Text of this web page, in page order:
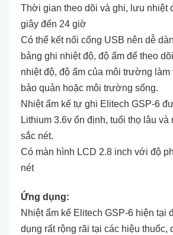
Thời gian theo dõi và ghi, lưu nhiệt
giây đến 24 giờ
Có thể kết nối cổng USB nên dễ
bảng ghi nhiệt độ, độ ẩm để theo
nhiệt độ, độ ẩm của môi trường
bảo quản hoặc môi trường sống.
Nhiệt ẩm kế tự ghi Elitech GSP-6
Lithium 3.6v ổn định, tuổi thọ lâu và
sắc nét.
Có màn hình LCD 2.8 inch với độ
nét
Ứng dụng:
Nhiệt ẩm kế Elitech GSP-6 hiện tại
dụng rất rộng rãi tại các hiệu thuốc,